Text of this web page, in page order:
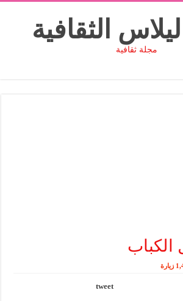
الثقافية
مجلة ثقافية
tweet